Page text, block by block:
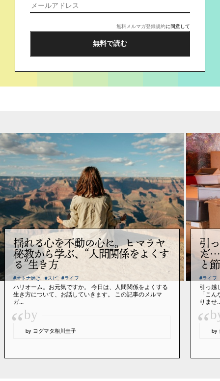
無料メルマガ登録規約に同意して
揺れる心を不動の心に。ヒマラヤ
秘教から学ぶ、“人間関係をよくす
る”生き方
#オトナ磨き #スピ #ライフ
ハリオーム。お元気ですか。 今日は、人間関係をよくする
生き方について、お話していきます。 この記事のメルマ
ガ...
“by
by ヨグマタ相川圭子
引
だ…
と
#ライフ
引っ越
「こ
りませ
“ by